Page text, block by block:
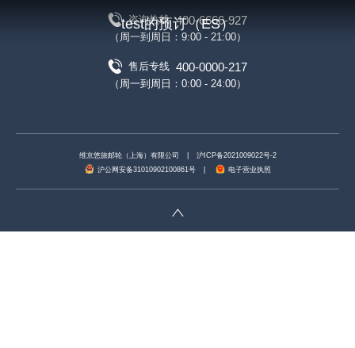
test的预订（ES）
咨询热线 400-6666-927
（周一到周日：9:00 - 21:00）
售后专线 400-0000-217
（周一到周日：0:00 - 24:00）
维京悠旅邮轮（上海）有限公司
沪ICP备2021009022号-2
沪公网安备31010902100861号
电子营业执照